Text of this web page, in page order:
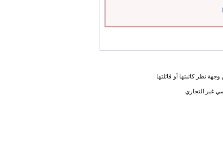
نظر كاتبتها أو قائلتها
غير التجاري